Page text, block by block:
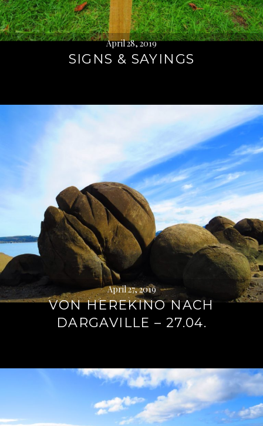
April 28, 2019
SIGNS & SAYINGS
April 27, 2019
VON HEREKINO NACH
DARGAVILLE – 27.04.